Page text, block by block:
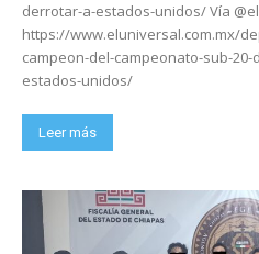
derrotar-a-estados-unidos/ Vía @eluniversalmx
https://www.eluniversal.com.mx/
campeon-del-campeonato-sub-
estados-unidos/
Leer más